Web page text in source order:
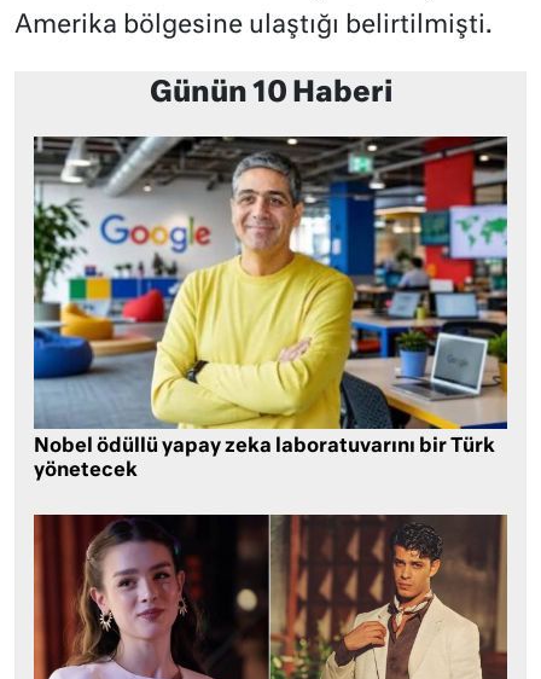
Amerika bölgesine ulaştığı belirtilmişti.
Günün 10 Haberi
Nobel ödüllü yapay zeka laboratuvarını bir Türk
yönetecek